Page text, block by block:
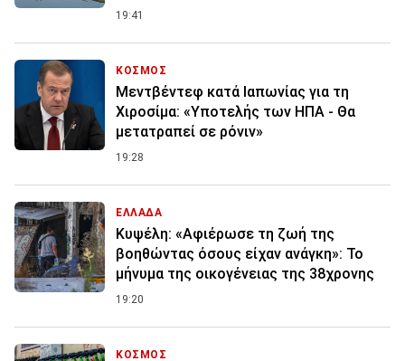
19:41
ΚΟΣΜΟΣ
Μεντβέντεφ κατά Ιαπωνίας για τη
Χιροσίμα: «Υποτελής των ΗΠΑ - Θα
μετατραπεί σε ρόνιν»
19:28
ΕΛΛΑΔΑ
Κυψέλη: «Αφιέρωσε τη ζωή της
βοηθώντας όσους είχαν ανάγκη»: Το
μήνυμα της οικογένειας της 38χρονης
19:20
ΚΟΣΜΟΣ